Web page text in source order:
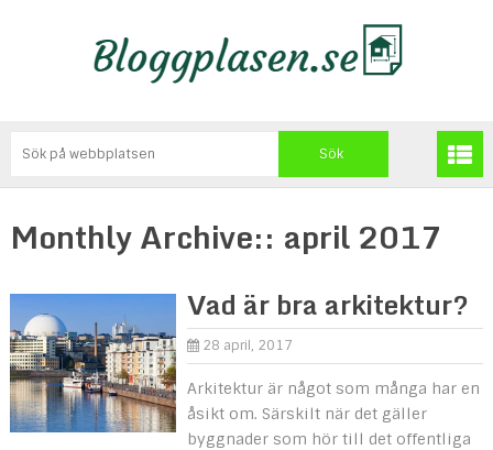
Monthly Archive:: april 2017
Vad är bra arkitektur?
28 april, 2017
Arkitektur är något som många har en
åsikt om. Särskilt när det gäller
byggnader som hör till det offentliga